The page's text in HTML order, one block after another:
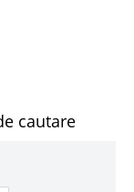
cautare